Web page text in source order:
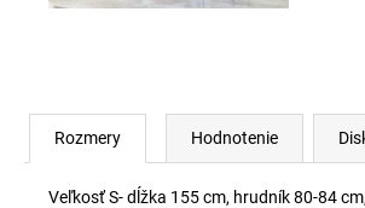
Rozmery Hodnotenie
Veľkosť S- dĺžka 155 cm, hrudník 80-84